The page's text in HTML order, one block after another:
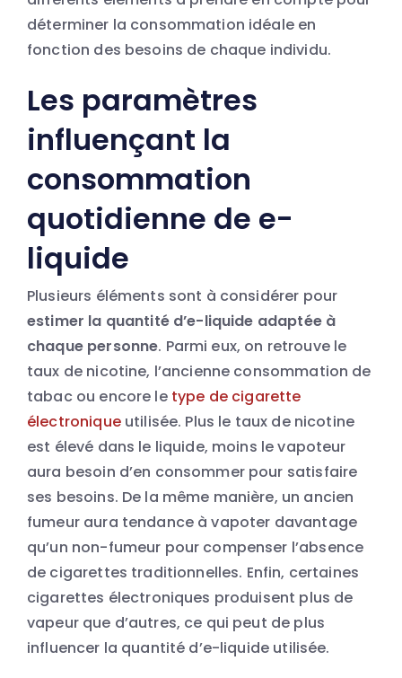
déterminer la consommation idéale en
fonction des besoins de chaque individu.
Les paramètres
influençant la
consommation
quotidienne de e-
liquide
Plusieurs éléments sont à considérer pour
estimer la quantité d’e-liquide adaptée à
chaque personne. Parmi eux, on retrouve le
taux de nicotine, l’ancienne consommation de
tabac ou encore le type de cigarette
électroniqueutilisée. Plus le taux de nicotine
est élevé dans le liquide, moins le vapoteur
aura besoin d’en consommer pour satisfaire
ses besoins. De la même manière, un ancien
fumeur aura tendance à vapoter davantage
qu’un non-fumeur pour compenser l’absence
de cigarettes traditionnelles. Enfin, certaines
cigarettes électroniques produisent plus de
vapeur que d’autres, ce qui peut de plus
influencer la quantité d’e-liquide utilisée.